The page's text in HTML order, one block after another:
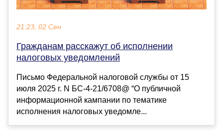
21:23, 02 Сен
Гражданам расскажут об исполнении
налоговых уведомлений
Письмо Федеральной налоговой службы от 15
июля 2025 г. N БС-4-21/6708@ “О публичной
информационной кампании по тематике
исполнения налоговых уведомле...